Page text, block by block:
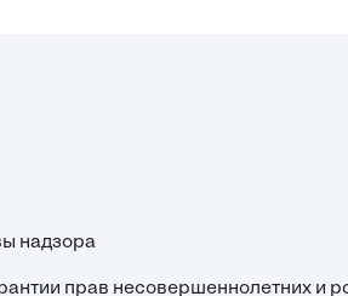
надзора
прав несовершеннолетних и